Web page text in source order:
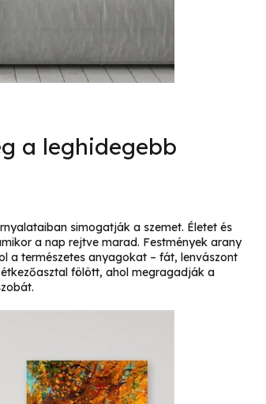
a leghidegebb
simogatják a szemet. Életet és
a nap rejtve marad. Festmények arany
a természetes anyagokat – fát, lenvászont
fölött, ahol megragadják a